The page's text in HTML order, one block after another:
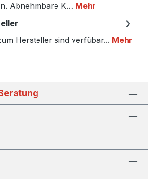
Abnehmbare K… Mehr
Hersteller sind verfübar... Mehr